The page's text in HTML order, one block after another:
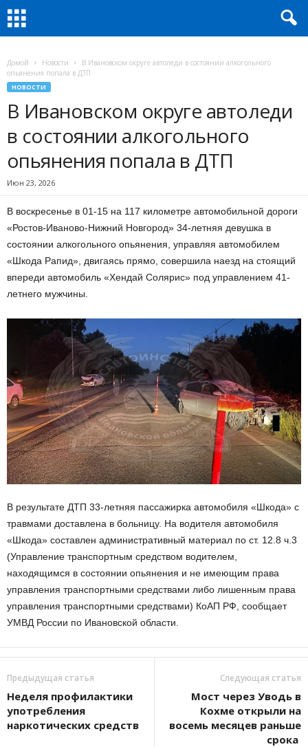
Домой Новости
В Ивановском округе автоледи в состоянии алкогольного
опьянения попала в ДТП
НОВОСТИ
В Ивановском округе автоледи
в состоянии алкогольного
опьянения попала в ДТП
Июн 23, 2026
В воскресенье в 01-15 на 117 километре автомобильной дороги
«Ростов-Иваново-Нижний Новгород» 34-летняя девушка в
состоянии алкогольного опьянения, управляя автомобилем
«Шкода Рапид», двигаясь прямо, совершила наезд на стоящий
впереди автомобиль «Хендай Солярис» под управлением 41-
летнего мужчины.
В результате ДТП 33-летняя пассажирка автомобиля «Шкода» с
травмами доставлена в больницу. На водителя автомобиля
«Шкода» составлен административный материал по ст. 12.8 ч.3
(Управление транспортным средством водителем,
находящимся в состоянии опьянения и не имеющим права
управления транспортными средствами либо лишенным права
управления транспортными средствами) КоАП РФ, сообщает
УМВД России по Ивановской области.
Предыдущая статья
Неделя профилактики
употребления
наркотических средств
Следующая статья
Мост через Уводь в
Кохме открыли на
восемь месяцев раньше
срока